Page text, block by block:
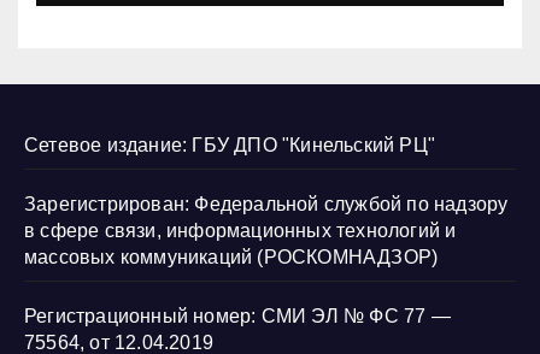
Сетевое издание: ГБУ ДПО "Кинельский РЦ"
Зарегистрирован: Федеральной службой по надзору
в сфере связи, информационных технологий и
массовых коммуникаций (РОСКОМНАДЗОР)
Регистрационный номер: СМИ ЭЛ № ФС 77 —
75564, от 12.04.2019